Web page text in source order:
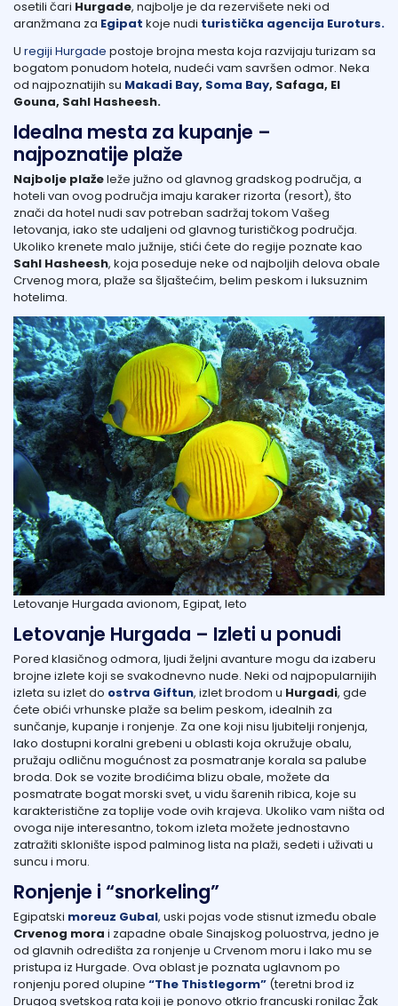
osetili čari Hurgade, najbolje je da rezervišete neki od
aranžmana za Egipat koje nudi turistička agencija Euroturs.
U regiji Hurgade postoje brojna mesta koja razvijaju turizam sa
bogatom ponudom hotela, nudeći vam savršen odmor. Neka
od najpoznatijih su Makadi Bay, Soma Bay, Safaga, El
Gouna, Sahl Hasheesh.
Idealna mesta za kupanje –
najpoznatije plaže
Najbolje plaželeže južno od glavnog gradskog područja, a
hoteli van ovog područja imaju karaker rizorta (resort), što
znači da hotel nudi sav potreban sadržaj tokom Vašeg
letovanja, iako ste udaljeni od glavnog turističkog područja.
Ukoliko krenete malo južnije, stići ćete do regije poznate kao
Sahl Hasheesh, koja poseduje neke od najboljih delova obale
Crvenog mora, plaže sa šljaštećim, belim peskom i luksuznim
hotelima.
Letovanje Hurgada avionom, Egipat, leto
Letovanje Hurgada – Izleti u ponudi
Pored klasičnog odmora, ljudi željni avanture mogu da izaberu
brojne izlete koji se svakodnevno nude. Neki od najpopularnijih
izleta su izlet do ostrva Giftun, izlet brodom u Hurgadi, gde
ćete obići vrhunske plaže sa belim peskom, idealnih za
sunčanje, kupanje i ronjenje. Za one koji nisu ljubitelji ronjenja,
lako dostupni koralni grebeni u oblasti koja okružuje obalu,
pružaju odličnu mogućnost za posmatranje korala sa palube
broda. Dok se vozite brodićima blizu obale, možete da
posmatrate bogat morski svet, u vidu šarenih ribica, koje su
karakteristične za toplije vode ovih krajeva. Ukoliko vam ništa od
ovoga nije interesantno, tokom izleta možete jednostavno
zatražiti sklonište ispod palminog lista na plaži, sedeti i uživati u
suncu i moru.
Ronjenje i “snorkeling”
Egipatski moreuz Gubal, uski pojas vode stisnut između obale
Crvenog mora i zapadne obale Sinajskog poluostrva, jedno je
od glavnih odredišta za ronjenje u Crvenom moru i lako mu se
pristupa iz Hurgade. Ova oblast je poznata uglavnom po
ronjenju pored olupine “The Thistlegorm” (teretni brod iz
Drugog svetskog rata koji je ponovo otkrio francuski ronilac Žak